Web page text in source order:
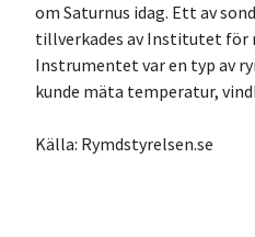
om Saturnus idag. Ett av
tillverkades av Institutet för
Instrumentet var en typ av
kunde mäta temperatur,
Källa: Rymdstyrelsen.se